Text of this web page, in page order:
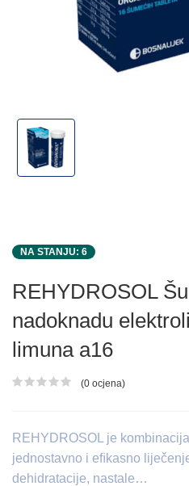
NA STANJU: 6
REHYDROSOL
nadoknadu
limuna a16
Ocjena proizvoda
(0 ocjena)
REHYDROSOL je
jednostavno i eﬁkasno
dehidratacije, nastale…